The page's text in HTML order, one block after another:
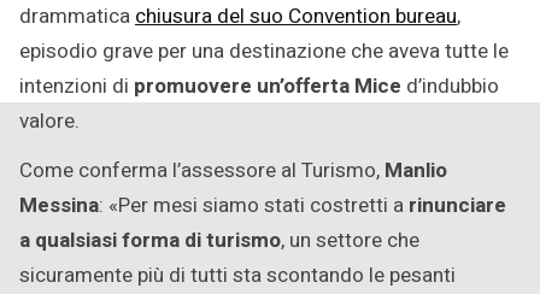
drammaticachiusura del suo Convention bureau,
episodio grave per una destinazione che aveva tutte le
intenzioni di promuovere un’offerta Mice d’indubbio
valore.
Come conferma l’assessore al Turismo, Manlio
Messina: «Per mesi siamo stati costretti a rinunciare
a qualsiasi forma di turismo, un settore che
sicuramente più di tutti sta scontando le pesanti